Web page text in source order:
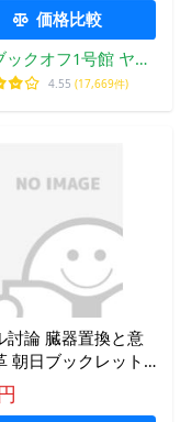
価格比較
ックオフ1号館 ヤフ
ーショッピング店
4.55 (17,669件)
討論 臓器置換と意
朝日ブックレット
人工臓器学会